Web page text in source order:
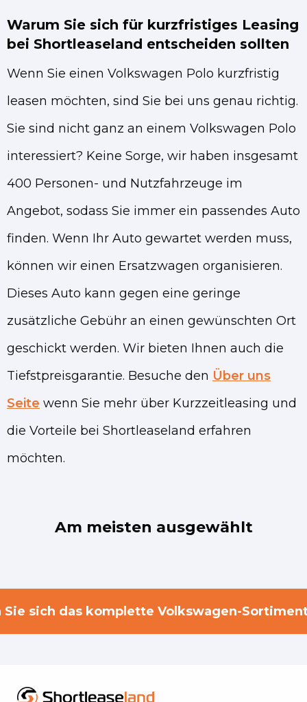
Warum Sie sich für kurzfristiges Leasing
bei Shortleaseland entscheiden sollten
Wenn Sie einen Volkswagen Polo kurzfristig
leasen möchten, sind Sie bei uns genau richtig.
Sie sind nicht ganz an einem Volkswagen Polo
interessiert? Keine Sorge, wir haben insgesamt
400 Personen- und Nutzfahrzeuge im
Angebot, sodass Sie immer ein passendes Auto
finden. Wenn Ihr Auto gewartet werden muss,
können wir einen Ersatzwagen organisieren.
Dieses Auto kann gegen eine geringe
zusätzliche Gebühr an einen gewünschten Ort
geschickt werden. Wir bieten Ihnen auch die
Tiefstpreisgarantie. Besuche den Über uns
Seite wenn Sie mehr über Kurzzeitleasing und
die Vorteile bei Shortleaseland erfahren
möchten.
Am meisten ausgewählt
Sie sich das komplette Volkswagen-